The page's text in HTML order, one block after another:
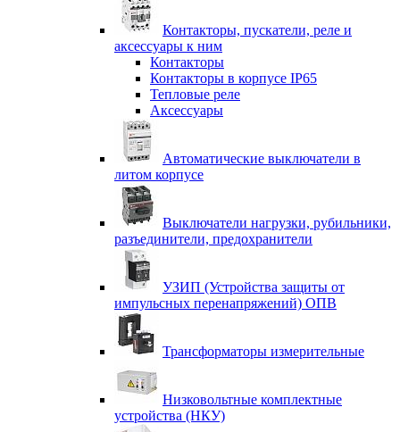
Контакторы, пускатели, реле и
аксессуары к ним
Контакторы
Контакторы в корпусе IP65
Тепловые реле
Аксессуары
Автоматические выключатели в
литом корпусе
Выключатели нагрузки, рубильники,
разъединители, предохранители
УЗИП (Устройства защиты от
импульсных перенапряжений) ОПВ
Трансформаторы измерительные
Низковольтные комплектные
устройства (НКУ)